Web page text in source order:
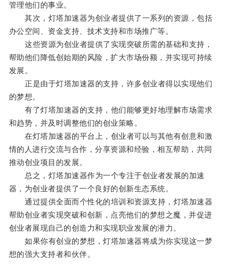
管理他们的事业。
其次，灯塔加速器为创业者提供了一系列的资源，包括
办公空间、资金支持、技术支持和市场推广等。
这些资源为创业者提供了实现突破所需的基础和支持，
帮助他们降低创始期的风险，扩大市场份额，并实现可持续
发展。
正是由于灯塔加速器的支持，许多创业者得以实现他们
的梦想。
有了灯塔加速器的支持，他们能够更好地理解市场需求
和趋势，并及时调整他们的创业策略。
在灯塔加速器的平台上，创业者可以与其他有创意和激
情的人进行交流与合作，分享资源和经验，相互帮助，共同
推动创业项目的发展。
总之，灯塔加速器作为一个专注于创业者发展的加速
器，为创业者提供了一个良好的创新生态系统。
通过提供全面而个性化的培训和资源支持，灯塔加速器
帮助创业者实现突破和创新，点亮他们的梦想之魔，并促进
创业者展现自己的创造力和实现职业发展的潜力。
如果你有创业的梦想，灯塔加速器将成为你实现这一梦
想的强大支持者和伙伴。